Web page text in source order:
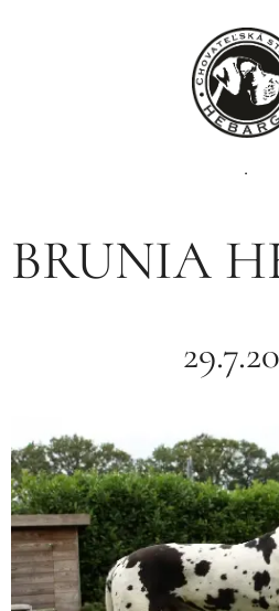
.
BRUNIA